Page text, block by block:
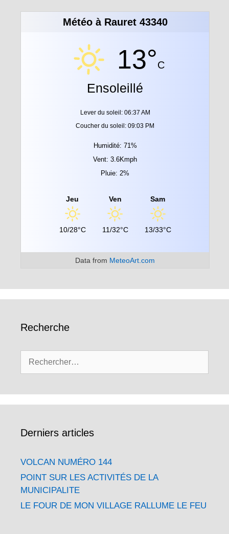
Météo à Rauret 43340
13°C
Ensoleillé
Lever du soleil: 06:37 AM
Coucher du soleil: 09:03 PM
Humidité: 71%
Vent: 3.6Kmph
Pluie: 2%
Jeu
10/28°C
Ven
11/32°C
Sam
13/33°C
Data from MeteoArt.com
Recherche
Rechercher :
Derniers articles
VOLCAN NUMÉRO 144
POINT SUR LES ACTIVITÉS DE LA
MUNICIPALITE
LE FOUR DE MON VILLAGE RALLUME LE FEU